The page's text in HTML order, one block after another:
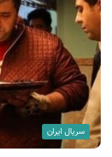
سریال ایران